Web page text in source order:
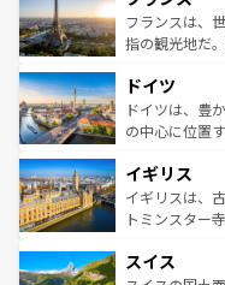
なお、新着の
しい。
れる闘牛、そ
る。首都マド
の城塞都市、
せる。地方に
フランスは、
指の観光地だ
で、幅広い魅
聖堂、美しい
から魅了する
いる。シャン
香り高いラベ
らに、パリ以
れる地方に足
ドイツ
ドイツは、豊
の中心に位置
顔を持つこの
ルリンの文化
してライン川
は、お酒好きな人
イギリス
イギリスは、
トミンスター
リアごとに異
スイス